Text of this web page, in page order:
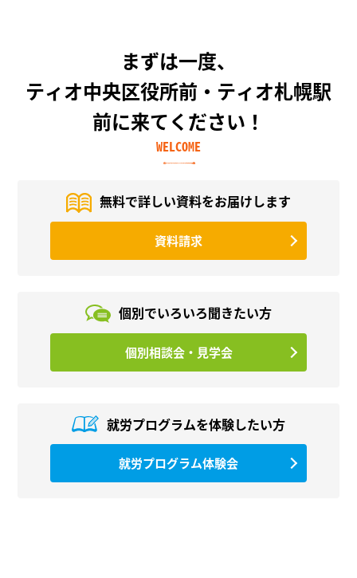
まずは一度、
ティオ中央区役所前・ティオ札幌駅
前に来てください！
WELCOME
無料で詳しい資料をお届けします
資料請求
個別でいろいろ聞きたい方
個別相談会・見学会
就労プログラムを体験したい方
就労プログラム体験会